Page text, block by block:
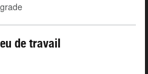
de travail